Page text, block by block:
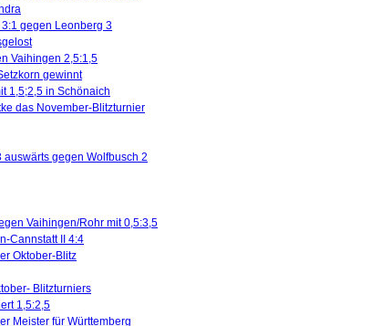
gegen Leonberg 3
Vaihingen 2,5:1,5
gewinnt
1,5;2,5 in Schönaich
das November-Blitzturnier
gegen Wolfbusch 2
Vaihingen/Rohr mit 0,5:3,5
Cannstatt II 4:4
Oktober-Blitz
Blitzturniers
1,5:2,5
Meister für Württemberg